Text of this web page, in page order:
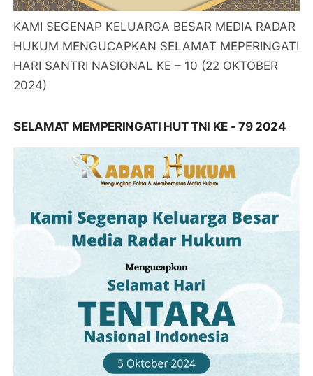
KAMI SEGENAP KELUARGA BESAR MEDIA RADAR
HUKUM MENGUCAPKAN SELAMAT MEPERINGATI
HARI SANTRI NASIONAL KE – 10 (22 OKTOBER
2024)
SELAMAT MEMPERINGATI HUT TNI KE - 79 2024